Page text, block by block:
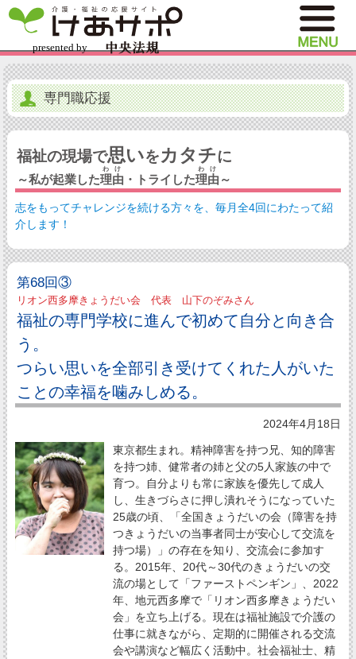
専門職応援
福祉の現場で思いをカタチに
～私が起業した理由
わけ
・トライした理由
わけ
～
志をもってチャレンジを続ける方々を、毎月全4回にわたって紹
介します！
第68回③
リオン西多摩きょうだい会 代表 山下のぞみさん
福祉の専門学校に進んで初めて自分と向き合
う。
つらい思いを全部引き受けてくれた人がいた
ことの幸福を噛みしめる。
2024年4月18日
東京都生まれ。精神障害を持つ兄、知的障害
を持つ姉、健常者の姉と父の5人家族の中で
育つ。自分よりも常に家族を優先して成人
し、生きづらさに押し潰れそうになっていた
25歳の頃、「全国きょうだいの会（障害を持
つきょうだいの当事者同士が安心して交流を
持つ場）」の存在を知り、交流会に参加す
る。2015年、20代～30代のきょうだいの交
流の場として「ファーストペンギン」、2022
年、地元西多摩で「リオン西多摩きょうだい
会」を立ち上げる。現在は福祉施設で介護の
仕事に就きながら、定期的に開催される交流
会や講演など幅広く活動中。社会福祉士、精